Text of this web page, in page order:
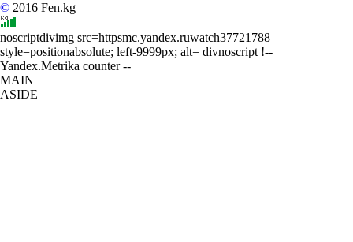
© 2016 Fen.kg
noscriptdivimg src=httpsmc.yandex.ruwatch37721788
style=positionabsolute; left-9999px; alt= divnoscript !--
Yandex.Metrika counter --
MAIN
ASIDE